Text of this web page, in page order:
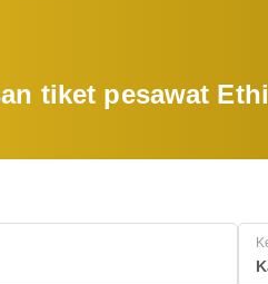
tiket pesawat